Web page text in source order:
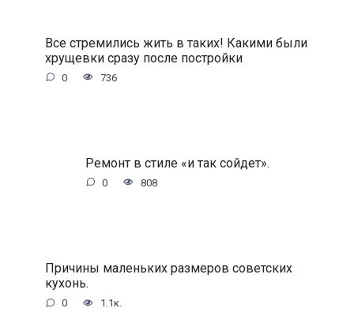
Все стремились жить в таких! Какими были
хрущевки сразу после постройки
0 736
Ремонт в стиле «и так сойдет».
0 808
Причины маленьких размеров советских
кухонь.
0 1.1к.